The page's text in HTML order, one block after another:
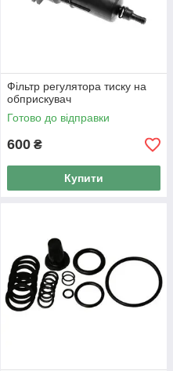
Фільтр регулятора тиску на
обприскувач
Готово до відправки
600 ₴
Купити